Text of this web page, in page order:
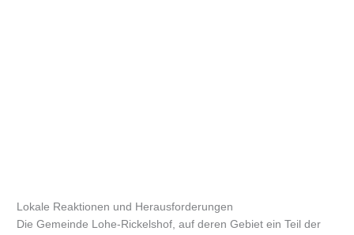
Lokale Reaktionen und Herausforderungen
Die Gemeinde Lohe-Rickelshof, auf deren Gebiet ein Teil der